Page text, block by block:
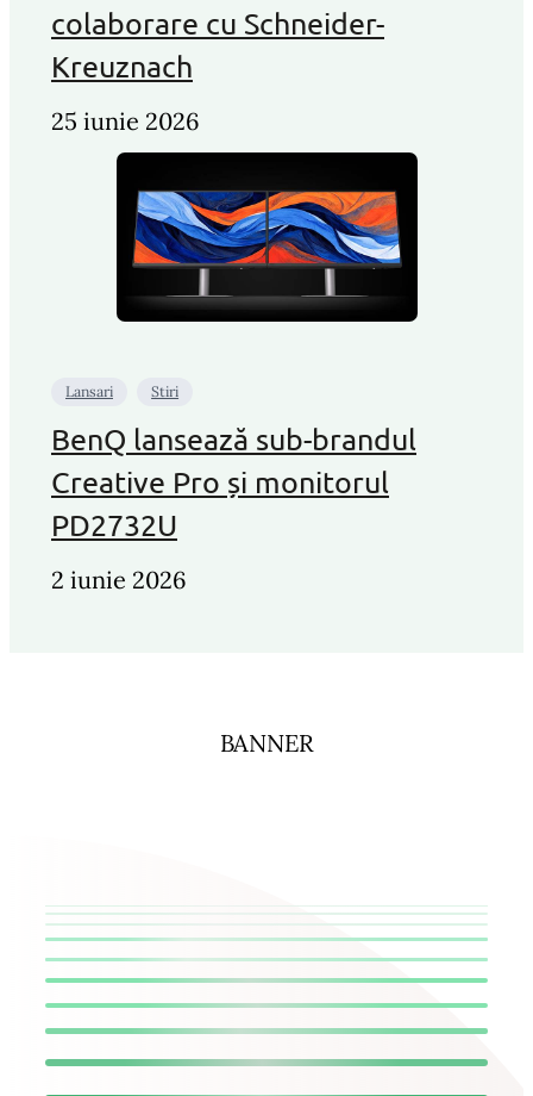
colaborare cu Schneider-
Kreuznach
25 iunie 2026
Lansari Stiri
BenQ lansează sub-brandul
Creative Pro și monitorul
PD2732U
2 iunie 2026
BANNER